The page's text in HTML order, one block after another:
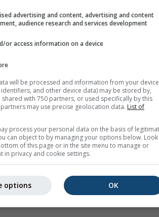
Веб-камеры
advertising and content, advertising and content
audience research and services development
or access information on a device
will be processed and information from your device
and other device data) may be stored by,
shared with 750 partners, or used specifically by this
may use precise geolocation data. List of
process your personal data on the basis of
can object to by managing your options below. Look
of this page or in the site menu to manage or
in privacy and cookie settings.
OK
options